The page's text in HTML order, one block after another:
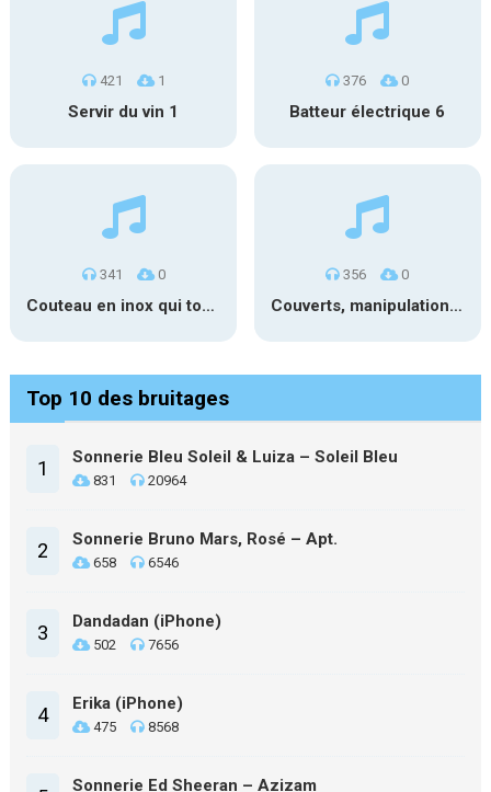
421 1
Servir du vin 1
376 0
Batteur électrique 6
341 0
Couteau en inox qui tombe
356 0
Couverts, manipulations sur assiette
Top 10 des bruitages
1 Sonnerie Bleu Soleil & Luiza – Soleil Bleu
831 20964
2 Sonnerie Bruno Mars, Rosé – Apt.
658 6546
3 Dandadan (iPhone)
502 7656
4 Erika (iPhone)
475 8568
Sonnerie Ed Sheeran – Azizam